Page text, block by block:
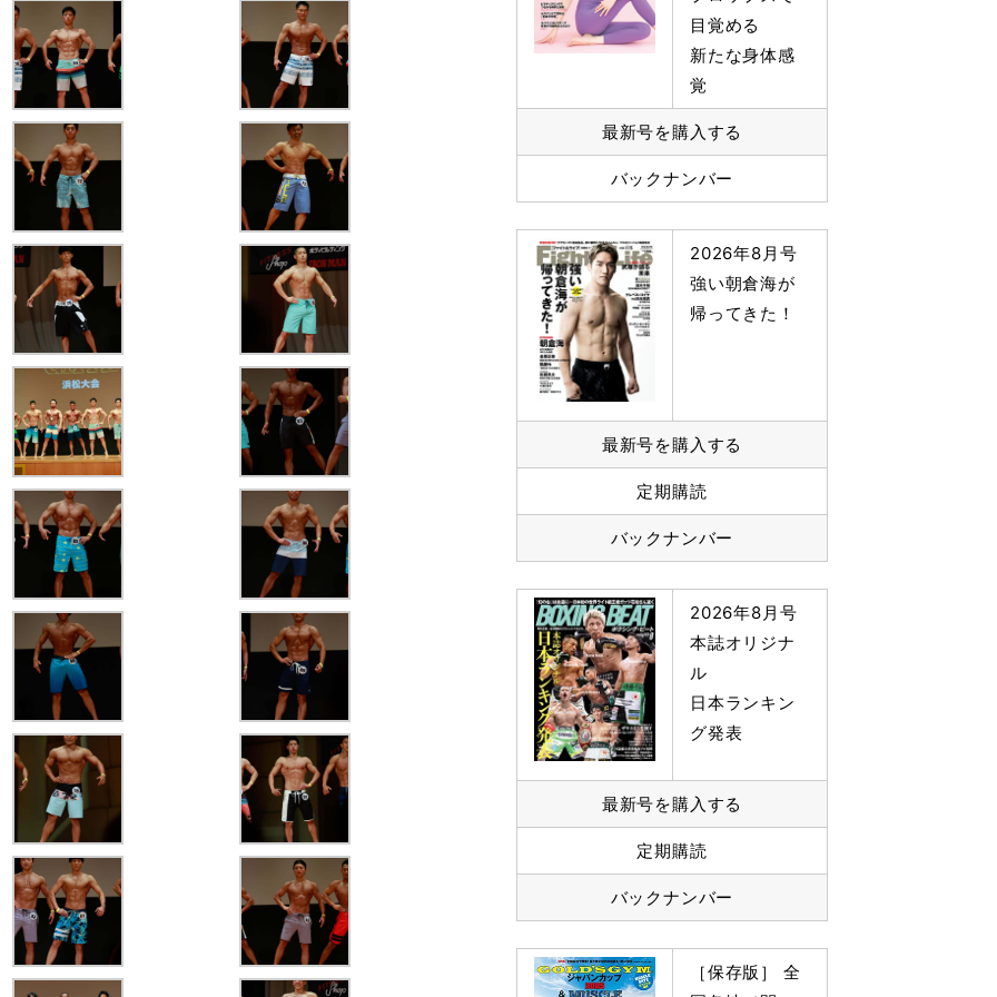
目覚める
新たな身体感
覚
最新号を購入する
バックナンバー
2026年8月号
強い朝倉海が
帰ってきた！
最新号を購入する
定期購読
バックナンバー
2026年8月号
本誌オリジナ
ル
日本ランキン
グ発表
最新号を購入する
定期購読
バックナンバー
［保存版］ 全